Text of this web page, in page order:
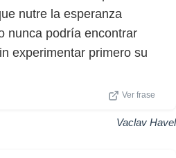
nutre la esperanza
nunca podría encontrar
experimentar primero su
Ver frase
Vaclav Havel